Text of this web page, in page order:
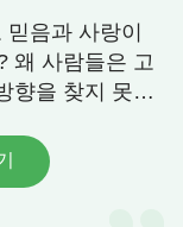
어질 수 없겠느
있으면 예수의
은 놀라운 일이
나 하나님이다.
름이 어떻게 변
음과 사랑이
왜 사람들은 고
향을 찾지 못할